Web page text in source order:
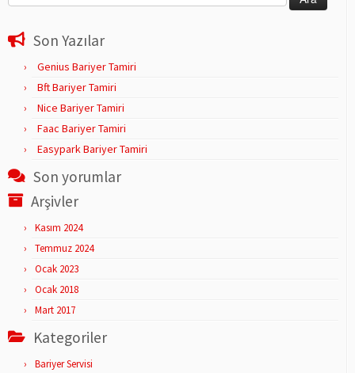
Son Yazılar
Genius Bariyer Tamiri
Bft Bariyer Tamiri
Nice Bariyer Tamiri
Faac Bariyer Tamiri
Easypark Bariyer Tamiri
Son yorumlar
Arşivler
Kasım 2024
Temmuz 2024
Ocak 2023
Ocak 2018
Mart 2017
Kategoriler
Bariyer Servisi